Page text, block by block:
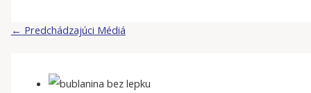
← Predchádzajúci Médiá